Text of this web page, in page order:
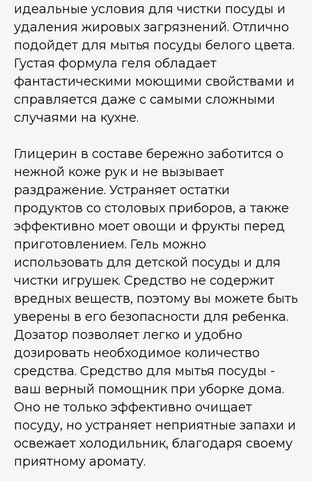
идеальные условия для чистки посуды и
удаления жировых загрязнений. Отлично
подойдет для мытья посуды белого цвета.
Густая формула геля обладает
фантастическими моющими свойствами и
справляется даже с самыми сложными
случаями на кухне.
Глицерин в составе бережно заботится о
нежной коже рук и не вызывает
раздражение. Устраняет остатки
продуктов со столовых приборов, а также
эффективно моет овощи и фрукты перед
приготовлением. Гель можно
использовать для детской посуды и для
чистки игрушек. Средство не содержит
вредных веществ, поэтому вы можете быть
уверены в его безопасности для ребенка.
Дозатор позволяет легко и удобно
дозировать необходимое количество
средства. Средство для мытья посуды -
ваш верный помощник при уборке дома.
Оно не только эффективно очищает
посуду, но устраняет неприятные запахи и
освежает холодильник, благодаря своему
приятному аромату.